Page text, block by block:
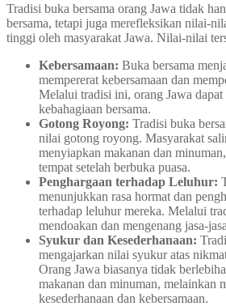
Tradisi buka bersama orang Jawa tidak
bersama, tetapi juga merefleksikan nilai-
tinggi oleh masyarakat Jawa. Nilai-nilai
Kebersamaan: Buka bersama
mempererat kebersamaan dan
Melalui tradisi ini, orang Jawa
kebahagiaan bersama.
Gotong Royong: Tradisi buka
nilai gotong royong. Masyarakat
menyiapkan makanan dan
tempat setelah berbuka puasa.
Penghargaan terhadap Leluhur:
menunjukkan rasa hormat dan
terhadap leluhur mereka. Melalui
mendoakan dan mengenang jasa-
Syukur dan Kesederhanaan:
mengajarkan nilai syukur atas
Orang Jawa biasanya tidak
makanan dan minuman, melainkan
kesederhanaan dan kebersamaan.